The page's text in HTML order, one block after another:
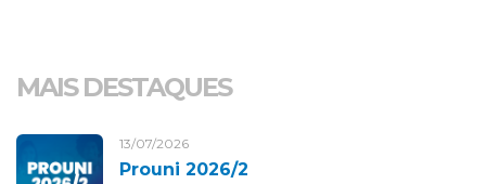
MAIS DESTAQUES
13/07/2026
Prouni 2026/2